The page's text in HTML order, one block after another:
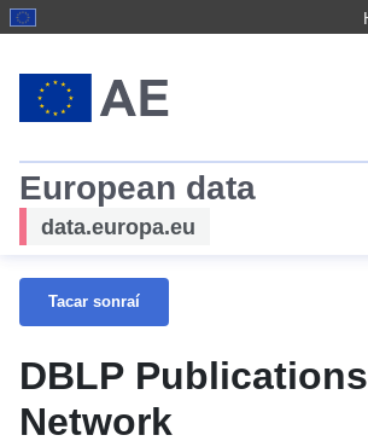
European data
data.europa.eu
Tacar sonraí
DBLP Publications
Network